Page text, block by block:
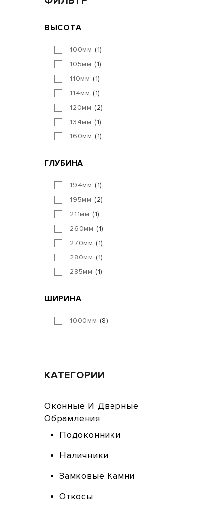
ВЫСОТА
100мм
1
105мм
1
110мм
1
114мм
1
120мм
2
134мм
1
160мм
1
ГЛУБИНА
194мм
1
195мм
2
211мм
1
260мм
1
270мм
1
280мм
1
285мм
1
ШИРИНА
1000мм 8
КАТЕГОРИИ
Оконные И Дверные
Обрамления
Подоконники
Наличники
Замковые Камни
Откосы